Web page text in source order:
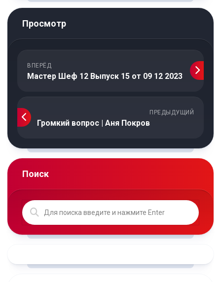
Просмотр
ВПЕРЁД
Мастер Шеф 12 Выпуск 15 от 09 12 2023
ПРЕДЫДУЩИЙ
Громкий вопрос | Аня Покров
Поиск